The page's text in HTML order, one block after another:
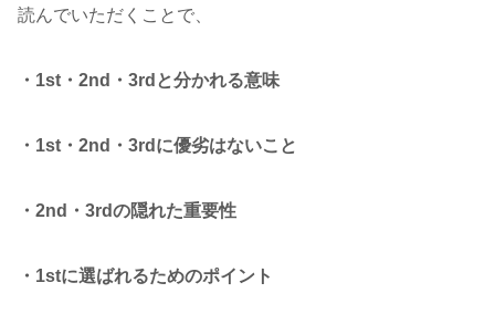
読んでいただくことで、
・1st・2nd・3rdと分かれる意味
・1st・2nd・3rdに優劣はないこと
・2nd・3rdの隠れた重要性
・1stに選ばれるためのポイント